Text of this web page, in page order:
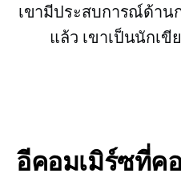
เขามีประสบการณ์ด้าน
แล้ว เขาเป็นนักเขี
อีคอมเมิร์ซที่